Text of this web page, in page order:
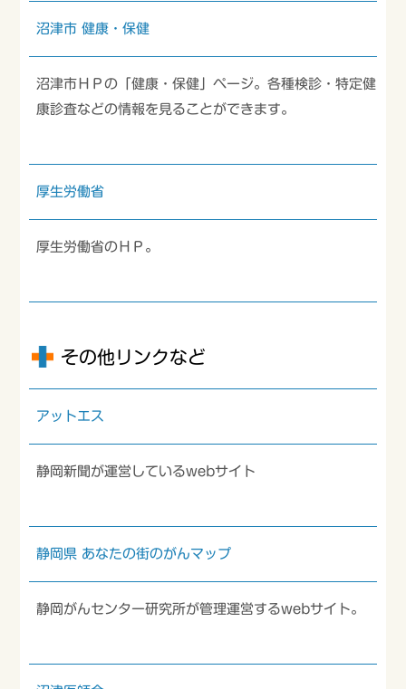
沼津市 健康・保健
沼津市ＨＰの「健康・保健」ページ。各種検診・特定健
康診査などの情報を見ることができます。
厚生労働省
厚生労働省のＨＰ。
その他リンクなど
アットエス
静岡新聞が運営しているwebサイト
静岡県 あなたの街のがんマップ
静岡がんセンター研究所が管理運営するwebサイト。